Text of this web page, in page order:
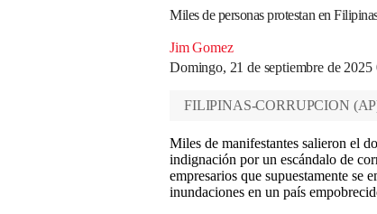
Miles de personas protestan en
Jim Gomez
Domingo, 21 de septiembre de
FILIPINAS-CORRUPCION (AP
Miles de manifestantes salieron el
indignación por un escándalo de
empresarios que supuestamente se
inundaciones en un país